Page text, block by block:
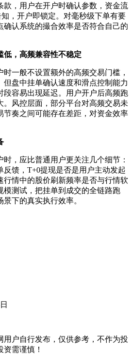
款，用户在开户时确认参数，资金流
，开户即锁定。对毫秒级下单有要
确认系统的撮合效率是否符合自己的
低，高频兼容性不稳定
一般不设置额外的高频交易门槛，
但盘中挂单确认速度和滑点控制能力
段容易出现延迟。用户开户后高频跑
。风控层面，部分平台对高频交易未
节奏之间可能存在差距，对资金效率
，应比普通用户更关注几个细节：
反馈，T+0提现是否是用户主动发起
行情中的股价刷新频率是否与行情软
模测试，把挂单到成交的全链路跑
下的真实执行效率。
用户自行发布，仅供参考，不作为投
需谨慎！